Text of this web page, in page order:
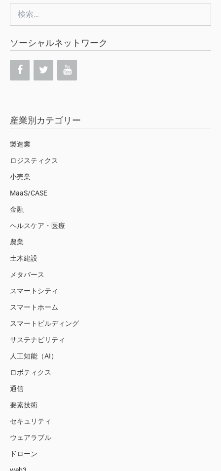
索:
ソーシャルネットワーク
産業別カテゴリー
製造業
ロジスティクス
小売業
MaaS/CASE
金融
ヘルスケア・医療
農業
土木建設
メタバース
スマートシティ
スマートホーム
スマートビルディング
サステナビリティ
人工知能（AI）
ロボティクス
通信
要素技術
セキュリティ
ウェアラブル
ドローン